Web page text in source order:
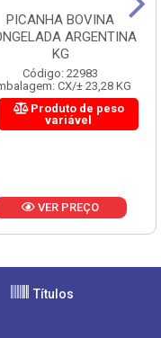
PICANHA BOVINA
ARGENTINA
KG
Código: 22983
CX/± 23,28 KG
Produto de peso
variável
VER PREÇO
Títulos